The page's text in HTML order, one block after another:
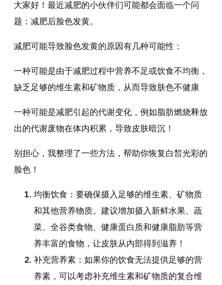
大家好！最近减肥的小伙伴们可能都会面临一个问
题：减肥后脸色发黄。
减肥可能导致脸色发黄的原因有几种可能性：
一种可能是由于减肥过程中营养不足或饮食不均衡，
缺乏足够的维生素和矿物质，从而导致肤色不健康
一种可能是减肥引起的代谢变化，例如脂肪燃烧释放
出的代谢废物在体内积累，导致皮肤暗沉！
别担心，我整理了一些方法，帮助你恢复白皙光彩的
脸色！
均衡饮食：要确保摄入足够的维生素、矿物质
和其他营养物质。建议增加摄入新鲜水果、蔬
菜、全谷类食物、健康蛋白质和健康脂肪等营
养丰富的食物，让皮肤从内部得到滋养！
补充营养素：如果你的饮食无法提供足够的营
养素，可以考虑补充维生素和矿物质的复合维